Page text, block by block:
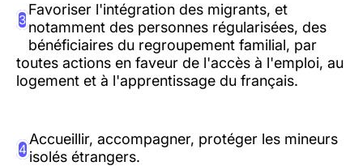
3
Favoriser l'intégration des migrants, et
notamment des personnes régularisées, des
bénéficiaires du regroupement familial, par
toutes actions en faveur de l'accès à l'emploi, au
logement et à l'apprentissage du français.
4
Accueillir, accompagner, protéger les mineurs
isolés étrangers.